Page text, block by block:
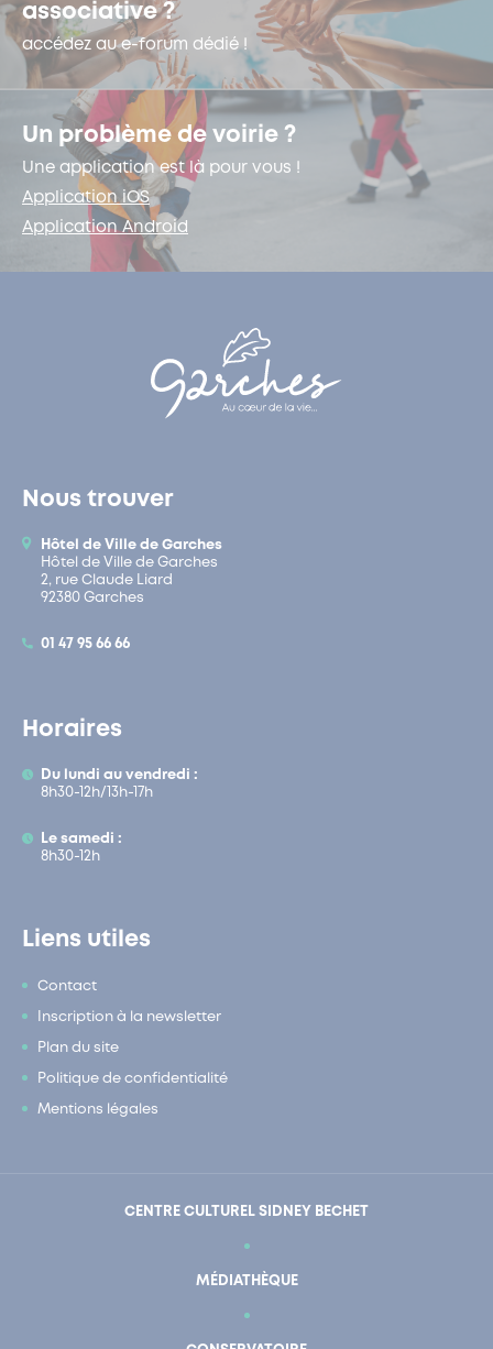
associative ?
accédez au e-forum dédié !
Un problème de voirie ?
Une application est là pour vous !
Application iOS
Application Android
Nous trouver
Hôtel de Ville de Garches
Hôtel de Ville de Garches
2, rue Claude Liard
92380 Garches
01 47 95 66 66
Horaires
Du lundi au vendredi :
8h30-12h/13h-17h
Le samedi :
8h30-12h
Liens utiles
Contact
Inscription à la newsletter
Plan du site
Politique de confidentialité
Mentions légales
CENTRE CULTUREL SIDNEY BECHET
MÉDIATHÈQUE